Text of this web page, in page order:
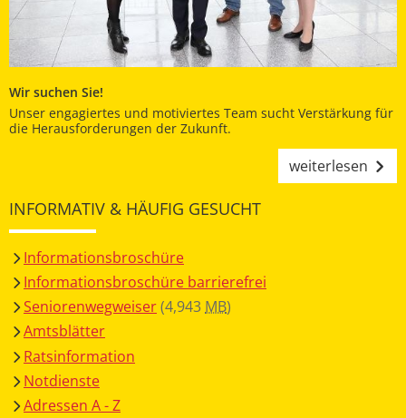
Wir suchen Sie!
Unser engagiertes und motiviertes Team sucht Verstärkung für
die Herausforderungen der Zukunft.
weiterlesen
INFORMATIV & HÄUFIG GESUCHT
Informationsbroschüre
Informationsbroschüre barrierefrei
Seniorenwegweiser(4,943 MB)
Amtsblätter
Ratsinformation
Notdienste
Adressen A - Z